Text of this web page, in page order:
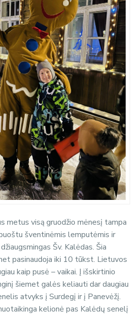
metus visą gruodžio mėnesį tampa
šventinėmis lemputėmis ir
Šv. Kalėdas. Šia
pasinaudoja iki 10 tūkst. Lietuvos
kaip pusė – vaikai. Į išskirtinio
šiemet galės keliauti dar daugiau
atvyks į Surdegį ir į Panevėžį.
kelionė pas Kalėdų senelį